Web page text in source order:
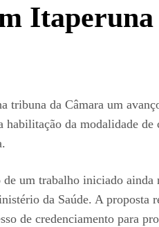
Itaperuna
da Câmara um
da modalidade
um trabalho iniciado ainda
da Saúde. A proposta
de credenciamento para